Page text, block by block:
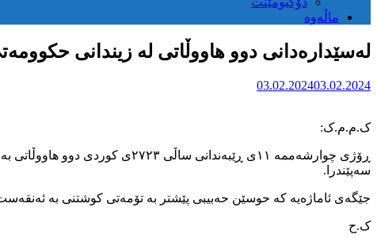
ماڵەوە
لەسێدارەدانی دوو هاووڵاتی لە زیندانی
03.02.202403.02.2024
ک.م.م.ک:
ڕۆژی چوارشەممە ١١ی
سەپێندرا.
جێگەی ئاماژەیە کە حوسێن حەبیبی پێشتر بە تۆمەتی کوشتنی بە
ک.ح